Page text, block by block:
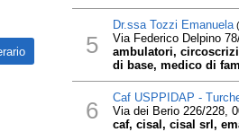
5
Dr.ssa Tozzi Emanuela(
Via Federico Delpino
ambulatori,
di base, medico di
6 Caf USPPIDAP -
Via dei Berio 226/228,
caf, cisal, cisal srl,